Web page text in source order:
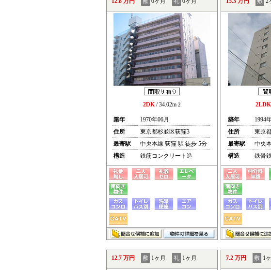
2DK/ 34.02m 2
築年
1970年06月
住所
東京都杉並区荻窪3
最寄駅
中央本線 荻窪 駅 徒歩 5分
構造
鉄筋コンクリート造
2LDK
築年
1994
住所
東京
最寄駅
中央
構造
鉄骨
12.7 万円 敷 1ヶ月 礼 1ヶ月 7.2 万円 敷 1